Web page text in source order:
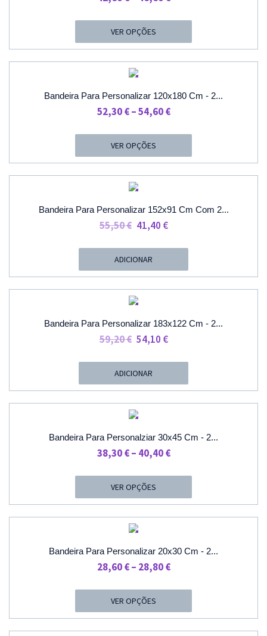
Through
46,60 €
VER OPÇÕES
Bandeira Para Personalizar 120x180 Cm - 2...
52,30€ –54,60€Price
Through
54,60 €
VER OPÇÕES
Bandeira Para Personalizar 152x91 Cm Com 2...
55,50€ O
Original
Era:
55,50 €.
41,40 €O
É:
41,40 €.
ADICIONAR
Bandeira Para Personalizar 183x122 Cm - 2...
59,20€ O
Original
Era:
59,20 €.
54,10 €O
É:
54,10 €.
ADICIONAR
Bandeira Para Personalziar 30x45 Cm - 2...
38,30€ – 40,40€Price
Through
40,40 €
VER OPÇÕES
Bandeira Para Personalizar 20x30 Cm - 2...
28,60€ – 28,80€Price
Through
28,80 €
VER OPÇÕES